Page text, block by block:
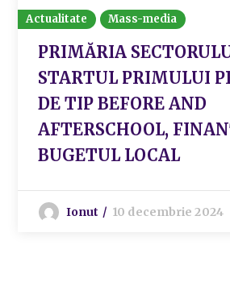
Actualitate Mass-media
PRIMĂRIA
STARTUL PRIMULUI
DE TIP BEFORE AND
AFTERSCHOOL,
BUGETUL LOCAL
Ionut 10 decembrie 2024